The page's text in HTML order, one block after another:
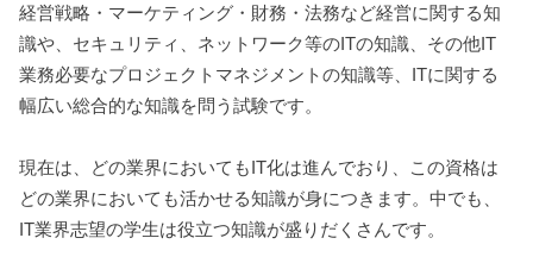
経営戦略・マーケティング・財務・法務など経営に関する知
識や、セキュリティ、ネットワーク等のITの知識、その他IT
業務必要なプロジェクトマネジメントの知識等、ITに関する
幅広い総合的な知識を問う試験です。
現在は、どの業界においてもIT化は進んでおり、この資格は
どの業界においても活かせる知識が身につきます。中でも、
IT業界志望の学生は役立つ知識が盛りだくさんです。